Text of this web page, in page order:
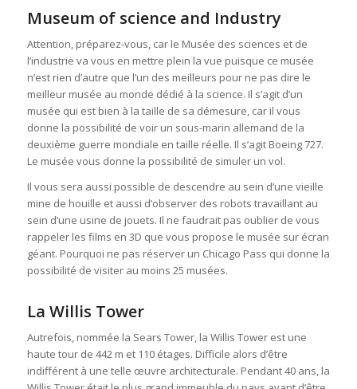
Museum of science and Industry
Attention, préparez-vous, car le Musée des sciences et de
l’industrie va vous en mettre plein la vue puisque ce musée
n’est rien d’autre que l’un des meilleurs pour ne pas dire le
meilleur musée au monde dédié à la science. Il s’agit d’un
musée qui est bien à la taille de sa démesure, car il vous
donne la possibilité de voir un sous-marin allemand de la
deuxième guerre mondiale en taille réelle. Il s’agit Boeing 727.
Le musée vous donne la possibilité de simuler un vol.
Il vous sera aussi possible de descendre au sein d’une vieille
mine de houille et aussi d’observer des robots travaillant au
sein d’une usine de jouets. Il ne faudrait pas oublier de vous
rappeler les films en 3D que vous propose le musée sur écran
géant. Pourquoi ne pas réserver un Chicago Pass qui donne la
possibilité de visiter au moins 25 musées.
La Willis Tower
Autrefois, nommée la Sears Tower, la Willis Tower est une
haute tour de 442 m et 110 étages. Difficile alors d’être
indifférent à une telle œuvre architecturale. Pendant 40 ans, la